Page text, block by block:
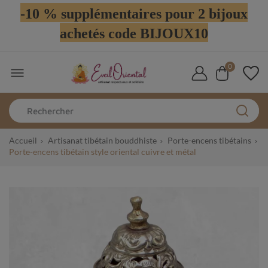
-10 % supplémentaires pour 2 bijoux
achetés code BIJOUX10
 0
Accueil Artisanat tibétain bouddhiste
Porte-encens tibétains
Porte-encens tibétain style oriental cuivre et métal